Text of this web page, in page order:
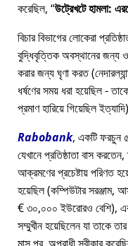
করেছিল, উট্রেখটে হামলা:
বিচার বিভাগের লোকেরা
বুদ্ধিবৃত্তিক অবস্থানের জন্য
করার জন্য ঘৃণা করত
ধর্ষণের সময় ধরা হয়েছিল -
প্রমাণ হারিয়ে গিয়েছিল
Rabobank, একটি ফরচুন
যেখানে প্রতিষ্ঠাতা বাস
আক্রমণের প্রচেষ্টায় পরিণত
হয়েছিল (কম্পিউটার সরঞ্জাম,
€ ৩০,০০০ ইউরোরও বেশি), এবং
সম্মুখীন হয়েছিলেন যা তাকে